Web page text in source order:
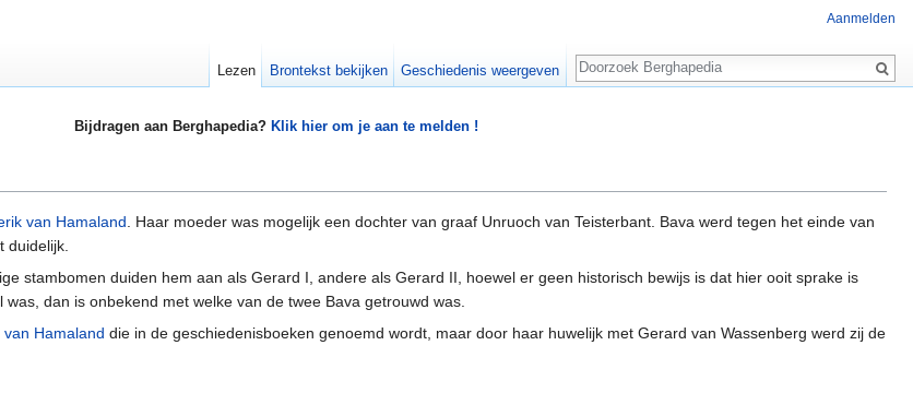
Bijdragen aan Berghapedia? Klik hier om je aan te melden !
van Hamaland. Haar moeder was mogelijk een dochter van graaf Unruoch van Teisterbant. Bava werd tegen het einde van
duidelijk.
stambomen duiden hem aan als Gerard I, andere als Gerard II, hoewel er geen historisch bewijs is dat hier ooit sprake is
dan is onbekend met welke van de twee Bava getrouwd was.
van Hamaland die in de geschiedenisboeken genoemd wordt, maar door haar huwelijk met Gerard van Wassenberg werd zij de
Aanmelden
Lezen Brontekst bekijken Geschiedenis weergeven
Zoeken